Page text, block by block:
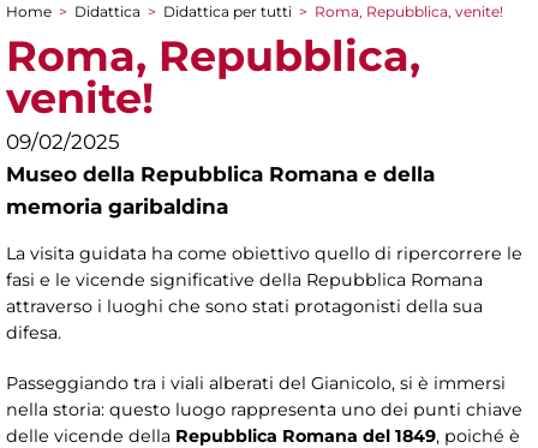
Tu sei qui
Home > Didattica > Didattica per tutti > Roma, Repubblica, venite!
Roma, Repubblica,
venite!
09/02/2025
Museo della Repubblica Romana e della
memoria garibaldina
La visita guidata ha come obiettivo quello di ripercorrere le
fasi e le vicende significative della Repubblica Romana
attraverso i luoghi che sono stati protagonisti della sua
difesa.
Passeggiando tra i viali alberati del Gianicolo, si è immersi
nella storia: questo luogo rappresenta uno dei punti chiave
delle vicende della Repubblica Romana del 1849, poiché è